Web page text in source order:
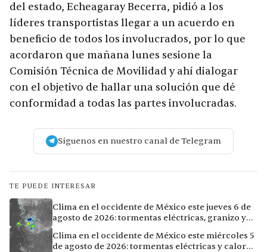
del estado, Echeagaray Becerra, pidió a los
líderes transportistas llegar a un acuerdo en
beneficio de todos los involucrados, por lo que
acordaron que mañana lunes sesione la
Comisión Técnica de Movilidad y ahí dialogar
con el objetivo de hallar una solución que dé
conformidad a todas las partes involucradas.
Síguenos en nuestro canal de Telegram
TE PUEDE INTERESAR
Clima en el occidente de México este jueves 6 de
agosto de 2026: tormentas eléctricas, granizo y
Clima en el occidente de México este miércoles 5
de agosto de 2026: tormentas eléctricas y calor